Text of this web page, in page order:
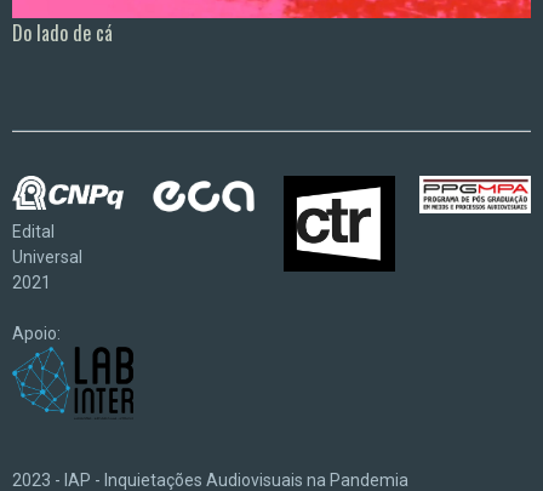
Do lado de cá
Edital
Universal
2021
Apoio:
2023 - IAP - Inquietações Audiovisuais na Pandemia